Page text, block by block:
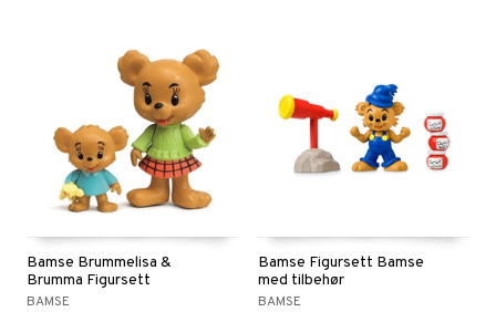
Bamse Brummelisa &
Brumma Figursett
BAMSE
Bamse Figursett Bamse
med tilbehør
BAMSE